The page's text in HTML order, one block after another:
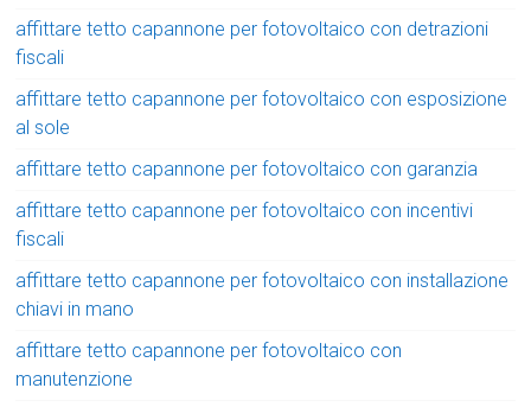
affittare tetto capannone per fotovoltaico con detrazioni
fiscali
affittare tetto capannone per fotovoltaico con esposizione
al sole
affittare tetto capannone per fotovoltaico con garanzia
affittare tetto capannone per fotovoltaico con incentivi
fiscali
affittare tetto capannone per fotovoltaico con installazione
chiavi in mano
affittare tetto capannone per fotovoltaico con
manutenzione